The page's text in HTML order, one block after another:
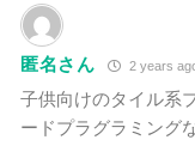
匿名さん 2 years
子供向けのタイル系
ードプラグラミング